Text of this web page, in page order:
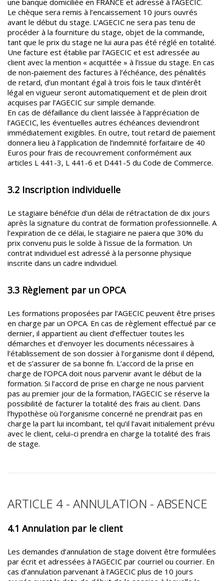
une banque domiciliée en FRANCE et adressé à l’AGECIC.
Le chèque sera remis à l’encaissement 10 jours ouvrés
avant le début du stage. L’AGECIC ne sera pas tenu de
procéder à la fourniture du stage, objet de la commande,
tant que le prix du stage ne lui aura pas été réglé en totalité.
Une facture est établie par l’AGECIC et est adressée au
client avec la mention « acquittée » à l’issue du stage. En cas
de non-paiement des factures à l’échéance, des pénalités
de retard, d’un montant égal à trois fois le taux d’intérêt
légal en vigueur seront automatiquement et de plein droit
acquises par l’AGECIC sur simple demande.
En cas de défaillance du client laissée à l’appréciation de
l’AGECIC, les éventuelles autres échéances deviendront
immédiatement exigibles. En outre, tout retard de paiement
donnera lieu à l’application de l’indemnité forfaitaire de 40
Euros pour frais de recouvrement conformément aux
articles L 441-3, L 441-6 et D441-5 du Code de Commerce.
3.2 Inscription individuelle
Le stagiaire bénéfcie d’un délai de rétractation de dix jours
après la signature du contrat de formation professionnelle. A
l’expiration de ce délai, le stagiaire ne paiera que 30% du
prix convenu puis le solde à l’issue de la formation. Un
contrat individuel est adressé à la personne physique
inscrite dans un cadre individuel.
3.3 Règlement par un OPCA
Les formations proposées par l’AGECIC peuvent être prises
en charge par un OPCA. En cas de règlement effectué par ce
dernier, il appartient au client d’effectuer toutes les
démarches et d’envoyer les documents nécessaires à
l’établissement de son dossier à l’organisme dont il dépend,
et de s’assurer de sa bonne fn. L’accord de la prise en
charge de l’OPCA doit nous parvenir avant le début de la
formation. Si l’accord de prise en charge ne nous parvient
pas au premier jour de la formation, l’AGECIC se réserve la
possibilité de facturer la totalité des frais au client. Dans
l’hypothèse où l’organisme concerné ne prendrait pas en
charge la part lui incombant, tel qu’il l’avait initialement prévu
avec le client, celui-ci prendra en charge la totalité des frais
de stage.
ARTICLE 4 - ANNULATION - ABSENCE
4.1 Annulation par le client
Les demandes d’annulation de stage doivent être formulées
par écrit et adressées à l’AGECIC par courriel ou courrier. En
cas d’annulation parvenant à l’AGECIC plus de 10 jours